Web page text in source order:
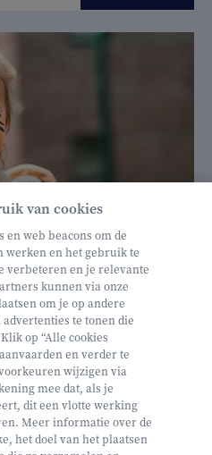
€ 160
Helan: €128
van cookies
web beacons om de
werken en het gebruik te
verbeteren en je relevante
kunnen via onze
om je op andere
te tonen die
op “Alle cookies
en verder te
wijzigen via
mee dat, als je
dit een vlotte werking
Meer informatie over de
het doel van het plaatsen